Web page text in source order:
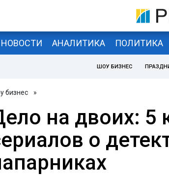
НОВОСТИ АНАЛИТИКА ПОЛИТИКА
ШОУ БИЗНЕС
бизнес »
на двоих: 5
о